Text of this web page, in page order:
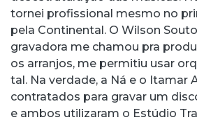
tornei profissional mesmo no
pela Continental. O Wilson
gravadora me chamou pra
os arranjos, me permitiu usar
tal. Na verdade, a Ná e o Itamar
contratados para gravar um
e ambos utilizaram o Estúdio